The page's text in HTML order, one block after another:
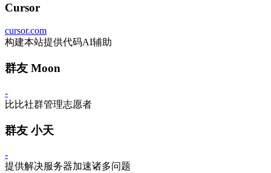
Cursor
cursor.com
构建本站提供代码AI辅助
群友 Moon
-
比比社群管理志愿者
群友 小天
-
提供解决服务器加速诸多问题